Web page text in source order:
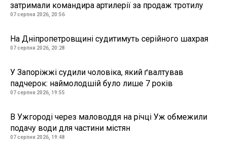
затримали командира артилерії за продаж тротилу
07 серпня 2026, 20:56
На Дніпропетровщині судитимуть серійного шахрая
07 серпня 2026, 20:28
У Запоріжжі судили чоловіка, який ґвалтував
падчерок: наймолодшій було лише 7 років
07 серпня 2026, 19:55
В Ужгороді через маловоддя на річці Уж обмежили
подачу води для частини містян
07 серпня 2026, 19:48